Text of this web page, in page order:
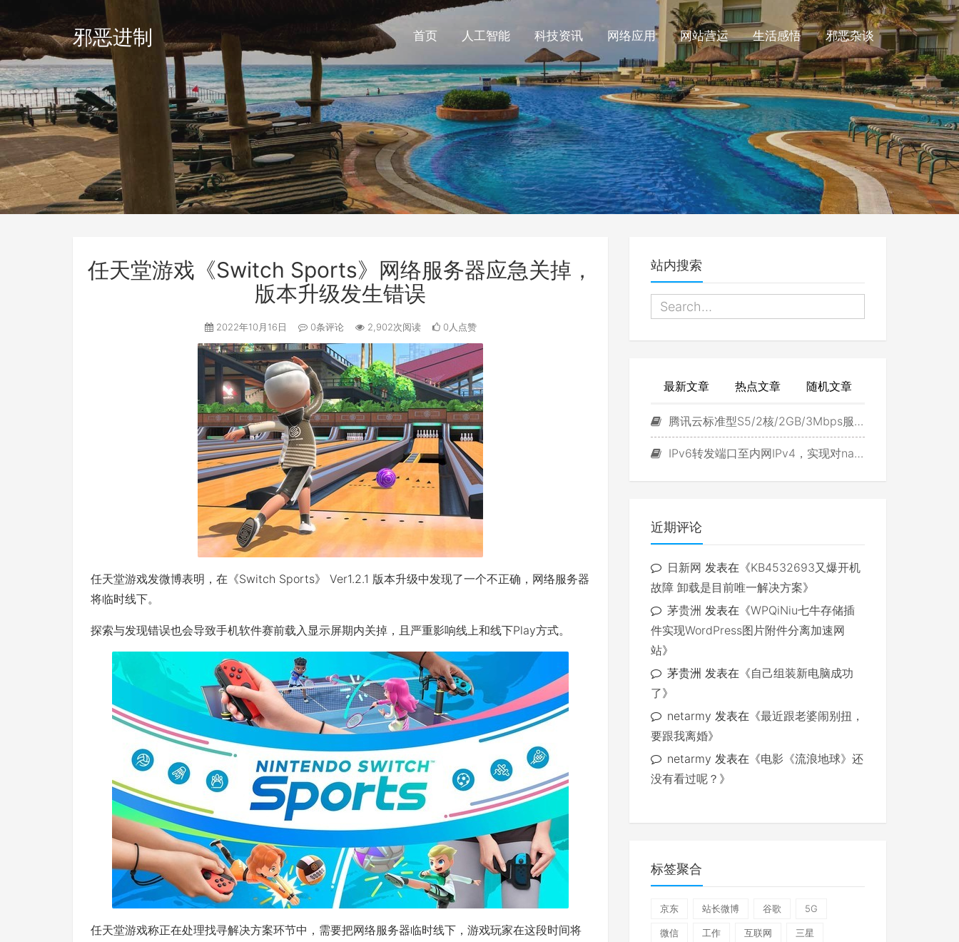
邪恶进制 首页 人工智能 科技资讯 网络应用 网站营运 生活感悟 邪恶杂谈
任天堂游戏《Switch Sports》网络服务器应急关掉，
版本升级发生错误
2022年10月16日 0条评论 2,902次阅读 0人点赞
任天堂游戏发微博表明，在《Switch Sports》 Ver1.2.1 版本升级中发现了一个不正确，网络服务器
将临时线下。
探索与发现错误也会导致手机软件赛前载入显示屏期内关掉，且严重影响线上和线下Play方式。
任天堂游戏称正在处理找寻解决方案环节中，需要把网络服务器临时线下，游戏玩家在这段时间将
站内搜索
最新文章 热点文章 随机文章
腾讯云标准型S5/2核/2GB/3Mbps服务器试用
IPv6转发端口至内网IPv4，实现对navidrome直接访问
近期评论
日新网 发表在《KB4532693又爆开机
故障 卸载是目前唯一解决方案》
茅贵洲 发表在《WPQiNiu七牛存储插
件实现WordPress图片附件分离加速网
站》
茅贵洲 发表在《自己组装新电脑成功
了》
netarmy 发表在《最近跟老婆闹别扭，
要跟我离婚》
netarmy 发表在《电影《流浪地球》还
没有看过呢？ 》
标签聚合
京东 站长微博 谷歌 5G
微信 工作 互联网 三星